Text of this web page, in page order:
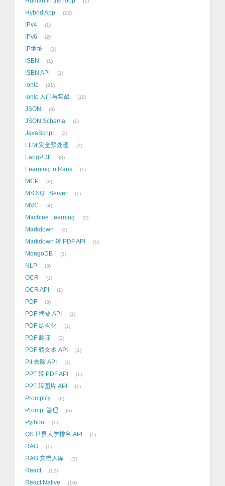
Hybrid App 22
IPv4 1
IPv6 2
IP地址 1
ISBN 1
ISBN API 1
Ionic 21
Ionic 入门与实战 18
JSON 3
JSON Schema 1
JavaScript 2
LLM 安全预处理 1
LangPDF 3
Learning to Rank 1
MCP 2
MS SQL Server 1
MVC 4
Machine Learning 2
Markdown 2
Markdown 转 PDF API 1
MongoDB 1
NLP 3
OCR 1
OCR API 1
PDF 3
PDF 摘要 API 1
PDF 结构化 1
PDF 翻译 3
PDF 转文本 API 1
PII 去除 API 1
PPT 转 PDF API 1
PPT 转图片 API 1
Promplify 6
Prompt 管理 6
Python 1
QS 世界大学排名 API 1
RAG 1
RAG 文档入库 1
React 12
React Native 16